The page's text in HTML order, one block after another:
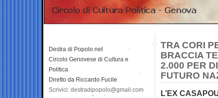
TRA CORI
BRACCIA
2.000 PER
FUTURO
L’EX
Destra di Popolo.net
Circolo Genovese di Cultura e
Politica
Diretto da Riccardo Fucile
Scrivici: destradipopolo@gmail.com